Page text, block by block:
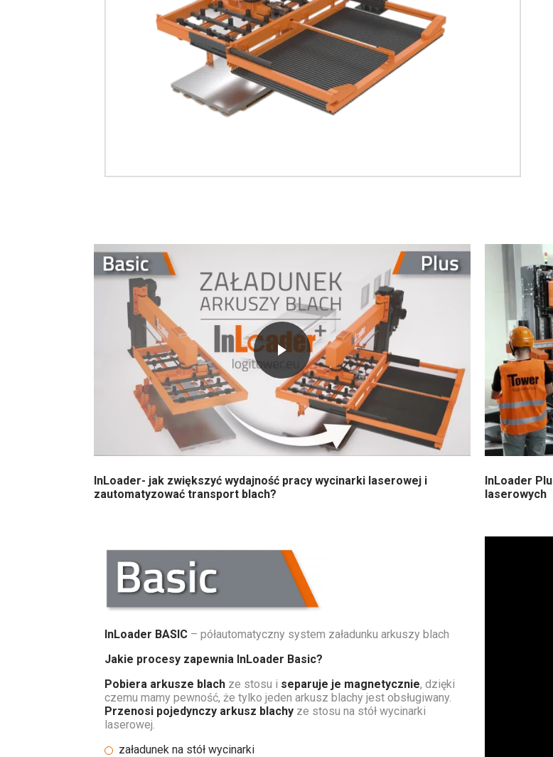
InLoader- jak zwiększyć wydajność pracy wycinarki laserowej i
zautomatyzować transport blach?
InLoader
laserowych
InLoader BASIC – półautomatyczny system załadunku arkuszy blach
Jakie procesy zapewnia InLoader Basic?
Pobiera arkusze blach ze stosu i separuje je magnetycznie, dzięki
czemu mamy pewność, że tylko jeden arkusz blachy jest obsługiwany.
Przenosi pojedynczy arkusz blachy ze stosu na stół wycinarki
laserowej.
załadunek na stół wycinarki